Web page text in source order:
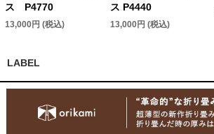
ス P4770
13,000円 (税込)
ス P4440
13,000円 (税込)
LABEL